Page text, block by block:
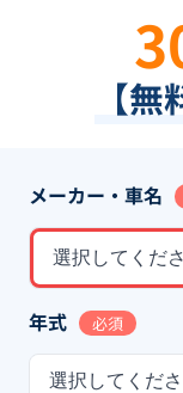
【
メーカー・車名
選択してくだ
年式 必須
選択してくだ